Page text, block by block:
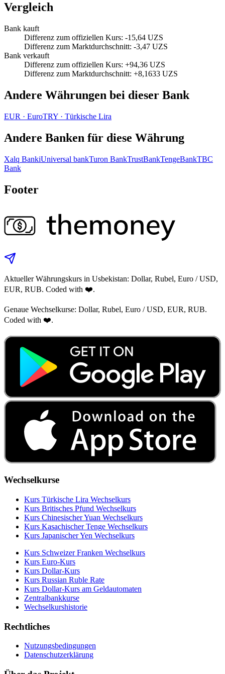
Vergleich
Bank kauft
Differenz zum offiziellen Kurs: -15,64 UZS
Differenz zum Marktdurchschnitt: -3,47 UZS
Bank verkauft
Differenz zum offiziellen Kurs: +94,36 UZS
Differenz zum Marktdurchschnitt: +8,1633 UZS
Andere Währungen bei dieser Bank
EUR · EuroTRY · Türkische Lira
Andere Banken für diese Währung
Xalq BankiUniversal bankTuron BankTrustBankTengeBankTBC
Bank
Footer
Aktueller Währungskurs in Usbekistan: Dollar, Rubel, Euro / USD,
EUR, RUB. Coded with ❤️.
Genaue Wechselkurse: Dollar, Rubel, Euro / USD, EUR, RUB.
Coded with ❤️.
Wechselkurse
Kurs Türkische Lira Wechselkurs
Kurs Britisches Pfund Wechselkurs
Kurs Chinesischer Yuan Wechselkurs
Kurs Kasachischer Tenge Wechselkurs
Kurs Japanischer Yen Wechselkurs
Kurs Schweizer Franken Wechselkurs
Kurs Euro-Kurs
Kurs Dollar-Kurs
Kurs Russian Ruble Rate
Kurs Dollar-Kurs am Geldautomaten
Zentralbankkurse
Wechselkurshistorie
Rechtliches
Nutzungsbedingungen
Datenschutzerklärung